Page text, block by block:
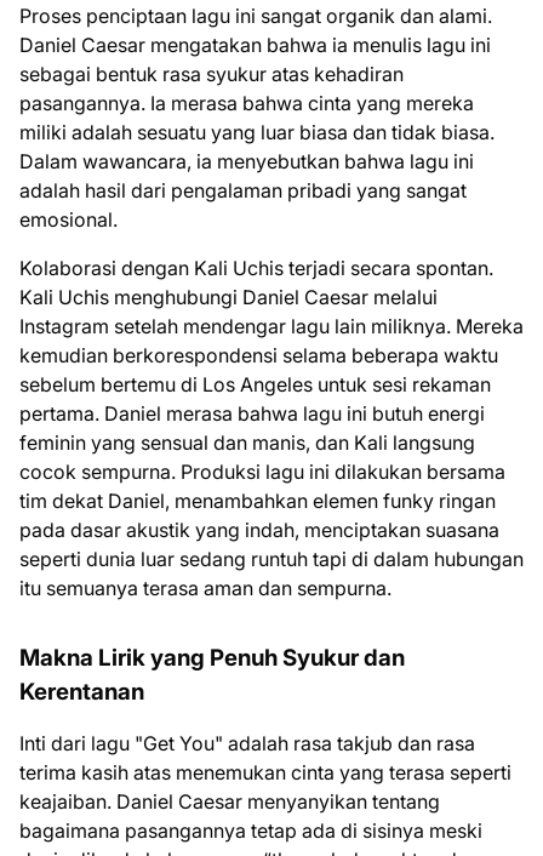
Proses penciptaan lagu ini sangat organik dan alami.
Daniel Caesar mengatakan bahwa ia menulis lagu ini
sebagai bentuk rasa syukur atas kehadiran
pasangannya. Ia merasa bahwa cinta yang mereka
miliki adalah sesuatu yang luar biasa dan tidak biasa.
Dalam wawancara, ia menyebutkan bahwa lagu ini
adalah hasil dari pengalaman pribadi yang sangat
emosional.
Kolaborasi dengan Kali Uchis terjadi secara spontan.
Kali Uchis menghubungi Daniel Caesar melalui
Instagram setelah mendengar lagu lain miliknya. Mereka
kemudian berkorespondensi selama beberapa waktu
sebelum bertemu di Los Angeles untuk sesi rekaman
pertama. Daniel merasa bahwa lagu ini butuh energi
feminin yang sensual dan manis, dan Kali langsung
cocok sempurna. Produksi lagu ini dilakukan bersama
tim dekat Daniel, menambahkan elemen funky ringan
pada dasar akustik yang indah, menciptakan suasana
seperti dunia luar sedang runtuh tapi di dalam hubungan
itu semuanya terasa aman dan sempurna.
Makna Lirik yang Penuh Syukur dan
Kerentanan
Inti dari lagu "Get You" adalah rasa takjub dan rasa
terima kasih atas menemukan cinta yang terasa seperti
keajaiban. Daniel Caesar menyanyikan tentang
bagaimana pasangannya tetap ada di sisinya meski